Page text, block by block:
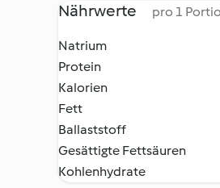
Nährwerte pro 1
Natrium
Protein
Kalorien
Fett
Ballaststoff
Gesättigte Fettsäuren
Kohlenhydrate